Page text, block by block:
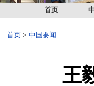
首页
首页 > 中国要闻
王